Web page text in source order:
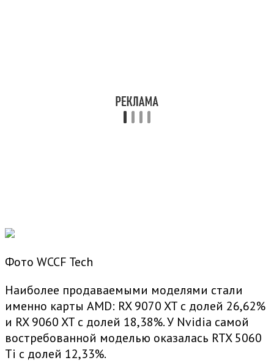
Фото WCCF Tech
Наиболее продаваемыми моделями стали
именно карты AMD: RX 9070 XT с долей 26,62%
и RX 9060 XT с долей 18,38%. У Nvidia самой
востребованной моделью оказалась RTX 5060
Ti с долей 12,33%.